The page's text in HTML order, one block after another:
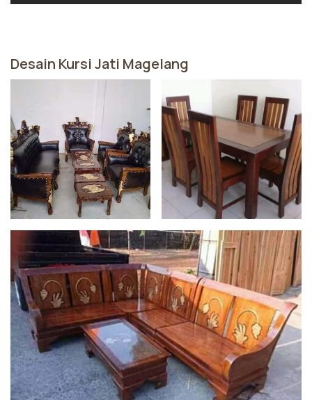
Desain Kursi Jati Magelang